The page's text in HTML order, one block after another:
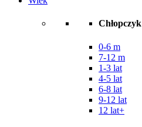
Chłopczyk
0-6 m
7-12 m
1-3 lat
4-5 lat
6-8 lat
9-12 lat
12 lat+